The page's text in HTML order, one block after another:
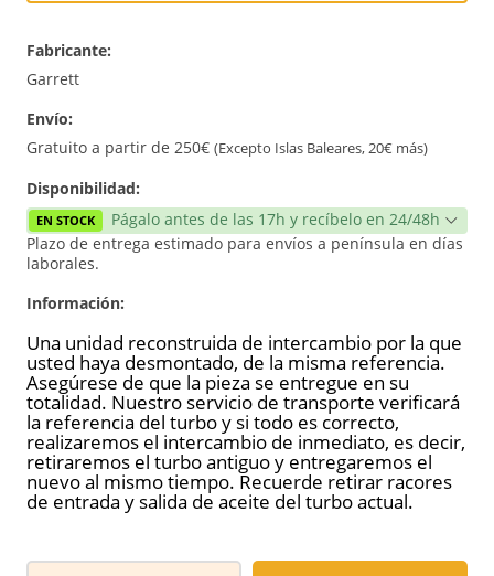
Reconstrucción
Reforzado
Fabricante:
Garrett
Envío:
Gratuito a partir de 250€ (Excepto Islas Baleares, 20€ más)
Disponibilidad:
EN STOCK
Págalo antes de las 17h y recíbelo en 24/48h
Plazo de entrega estimado para envíos a península en días
laborales.
Información:
Una unidad reconstruida de intercambio por la que
usted haya desmontado, de la misma referencia.
Asegúrese de que la pieza se entregue en su
totalidad. Nuestro servicio de transporte verificará
la referencia del turbo y si todo es correcto,
realizaremos el intercambio de inmediato, es decir,
retiraremos el turbo antiguo y entregaremos el
nuevo al mismo tiempo. Recuerde retirar racores
de entrada y salida de aceite del turbo actual.